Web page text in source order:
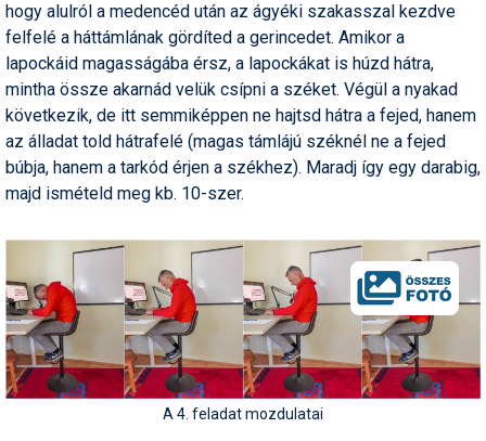
Snowboard
Snowboardfelszerelés
Sportorvos
Szakértők
Szánkó
Téli sportok
Termékajánló
Történelem
hogy alulról a medencéd után az ágyéki szakasszal kezdve
felfelé a háttámlának gördíted a gerincedet. Amikor a
lapockáid magasságába érsz, a lapockákat is húzd hátra,
mintha össze akarnád velük csípni a széket. Végül a nyakad
következik, de itt semmiképpen ne hajtsd hátra a fejed, hanem
az álladat told hátrafelé (magas támlájú széknél ne a fejed
búbja, hanem a tarkód érjen a székhez). Maradj így egy darabig,
majd ismételd meg kb. 10-szer.
A 4. feladat mozdulatai